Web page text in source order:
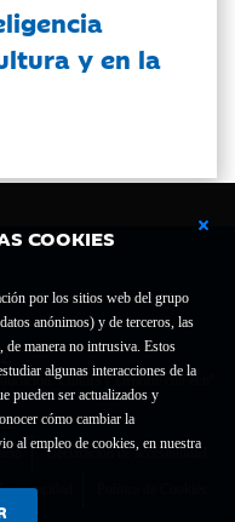
COOKIES
por los sitios web del grupo
anónimos) y de terceros, las
de manera no intrusiva. Estos
algunas interacciones de la
pueden ser actualizados y
cómo cambiar la
al empleo de cookies, en nuestra
y en la
Cultura y Deporte con el nº
Declaración de accesibilidad
privacidad